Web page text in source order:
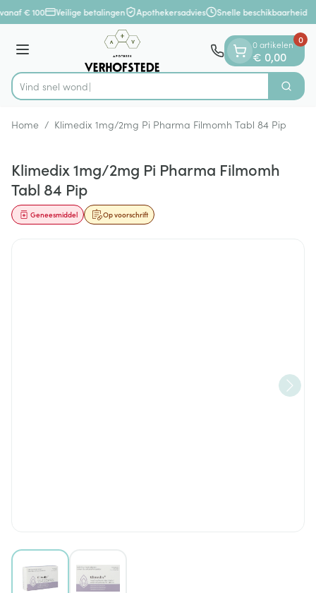
Ga naar de inhoud
1 van 1
€ 100 Veilige betalingen Apothekersadvies Snelle beschikbaarheid
Menu
Product, merk, categorie...
Vind Zoek
0 artikelen
€ 0,00
0
Home / Klimedix 1mg/2mg Pi Pharma Filmomh Tabl 84 Pip
Klimedix 1mg/2mg Pi Pharma Filmomh
Tabl 84 Pip
Op voorschrift
Geneesmiddel
View larger image